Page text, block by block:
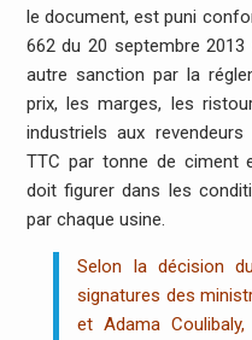
le document, est puni
662 du 20 septembre
autre sanction par la
prix, les marges, les
industriels aux
TTC par tonne de ciment
doit figurer dans les
par chaque usine.
Selon la décision
signatures des
et Adama